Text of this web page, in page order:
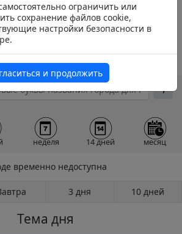
неделя 14 дней месяц
временно недоступна
3 дня 10 дней
Тема дня
ограничить или
сохранение файлов cookie,
настройки безопасности в
и продолжить